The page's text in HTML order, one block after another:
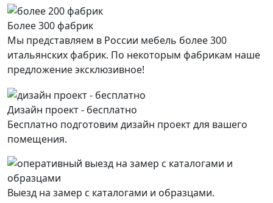
Более 300 фабрик
Мы представляем в России мебель более 300
итальянских фабрик. По некоторым фабрикам наше
предложение эксклюзивное!
Дизайн проект - бесплатно
Бесплатно подготовим дизайн проект для вашего
помещения.
Выезд на замер с каталогами и образцами.